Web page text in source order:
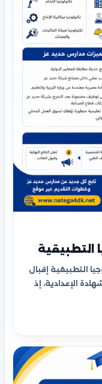
التطبيقية
التطبيقية إقبال
الإعدادية، إذ